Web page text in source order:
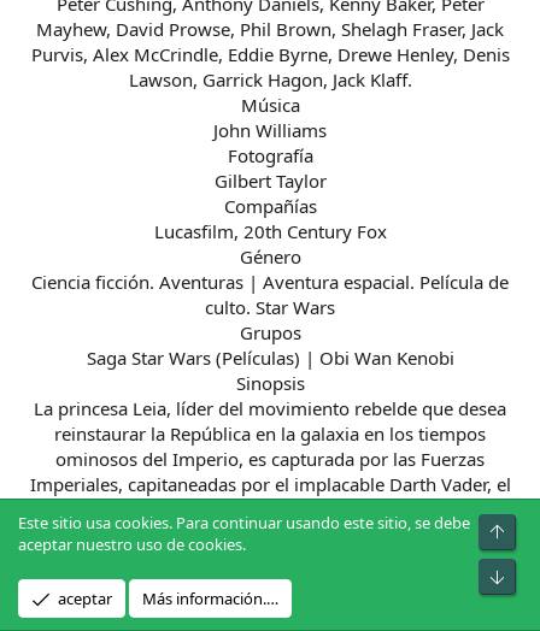
Mayhew, David Prowse, Phil Brown, Shelagh Fraser, Jack
Purvis, Alex McCrindle, Eddie Byrne, Drewe Henley, Denis
Lawson, Garrick Hagon, Jack Klaff.
Música
John Williams
Fotografía
Gilbert Taylor
Compañías
Lucasfilm, 20th Century Fox
Género
Ciencia ficción. Aventuras | Aventura espacial. Película de
culto. Star Wars
Grupos
Saga Star Wars (Películas) | Obi Wan Kenobi
Sinopsis
La princesa Leia, líder del movimiento rebelde que desea
reinstaurar la República en la galaxia en los tiempos
ominosos del Imperio, es capturada por las Fuerzas
Imperiales, capitaneadas por el implacable Darth Vader, el
sirviente más fiel del Emperador. El intrépido y joven Luke
Skywalker, ayudado por Han Solo, capitán de la nave
espacial "El Halcón Milenario", y los androides, R2D2 y
C3PO, serán los encargados de luchar contra el enemigo e
intentar rescatar a la princesa para volver a instaurar la
Este sitio usa cookies. Para continuar usando este sitio, se debe
aceptar nuestro uso de cookies.
aceptar Más información.…